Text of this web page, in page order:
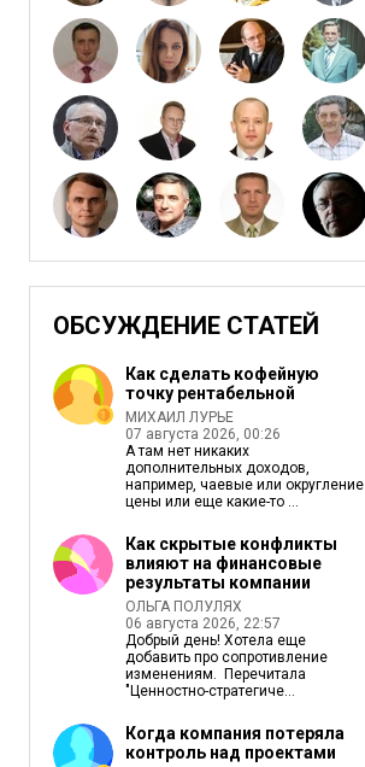
ОБСУЖДЕНИЕ СТАТЕЙ
Как сделать кофейную
точку рентабельной
МИХАИЛ ЛУРЬЕ
07 августа 2026, 00:26
А там нет никаких
дополнительных доходов,
например, чаевые или округление
цены или еще какие-то ...
Как скрытые конфликты
влияют на финансовые
результаты компании
ОЛЬГА ПОЛУЛЯХ
06 августа 2026, 22:57
Добрый день! Хотела еще
добавить про сопротивление
изменениям. Перечитала
"Ценностно-стратегиче...
Когда компания потеряла
контроль над проектами